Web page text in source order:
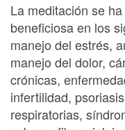
La meditación se
beneficiosa en los
manejo del estrés,
manejo del dolor,
crónicas,
infertilidad,
respiratorias,